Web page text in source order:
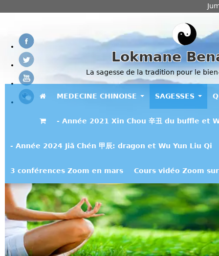
Lokmane
La sagesse de la tradition pour le
MEDECINE CHINOISE SAGESSES
- Année 2021 Xin Chou 辛丑 du buffle et
- Année 2024 Jiǎ Chén 甲辰: dragon et Wu Yun Liu Qi
3 conférences Zoom en mars Cours vidéo Zoom